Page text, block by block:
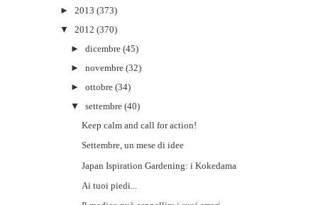
► 2013 (373)
▼
2012 (370)
►dicembre (45)
►novembre (32)
►ottobre (34)
▼
settembre (40)
Keep calm and call for action!
Settembre, un mese di idee
Japan Ispiration Gardening: i Kokedama
Ai tuoi piedi...